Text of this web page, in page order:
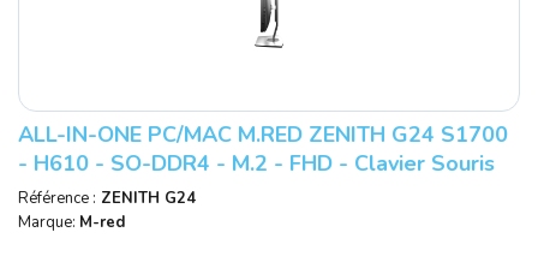
ALL-IN-ONE PC/MAC M.RED ZENITH G24 S1700
- H610 - SO-DDR4 - M.2 - FHD - Clavier Souris
Non Inclus - Réf : ZENITH G24.
Référence : ZENITH G24
Marque: M-red